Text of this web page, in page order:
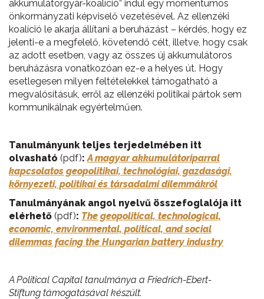
akkumulátorgyár-koalíció” indul egy momentumos
önkormányzati képviselő vezetésével. Az ellenzéki
koalíció le akarja állítani a beruházást – kérdés, hogy ez
jelenti-e a megfelelő, követendő célt, illetve, hogy csak
az adott esetben, vagy az összes új akkumulátoros
beruházásra vonatkozóan ez-e a helyes út. Hogy
esetlegesen milyen feltételekkel támogatható a
megvalósításuk, erről az ellenzéki politikai pártok sem
kommunikálnak egyértelműen.
Tanulmányunk teljes terjedelmében itt
olvasható (pdf):A magyar akkumulátoriparral
kapcsolatos geopolitikai, technológiai, gazdasági,
környezeti, politikai és társadalmi dilemmákról
Tanulmányának angol nyelvű összefoglalója itt
elérhető (pdf): The geopolitical, technological,
economic, environmental, political, and social
dilemmas facing the Hungarian battery industry
A Political Capital tanulmánya a Friedrich-Ebert-
Stiftung támogatásával készült.